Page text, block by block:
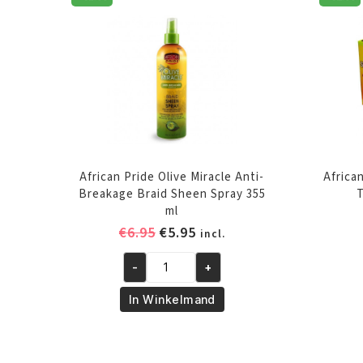
African Pride Olive Miracle Anti-
Breakage Braid Sheen Spray 355
ml
€6.95 Oorspronkelijke
was:
€6.95.
€5.95Huidige
prijs
is:
€5.95.
incl.
African
Pride
Olive
- +
In Winkelmand